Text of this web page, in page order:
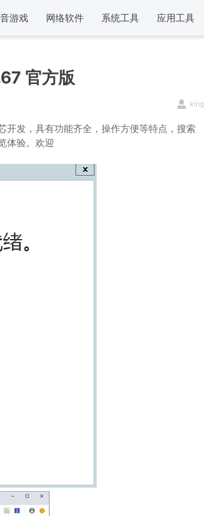
游戏 网络软件 系统工具 应用工具
官方版
king
开发，具有功能齐全，操作方便等特点，搜索
体验。欢迎